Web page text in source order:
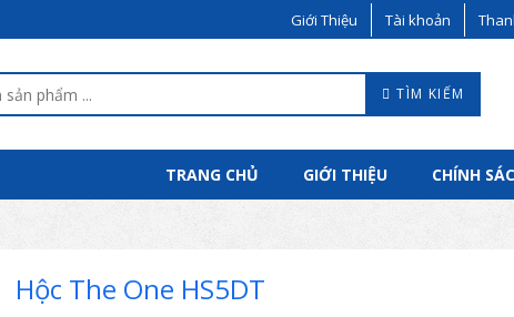
Giới Thiệu Tài khoản
TÌM KIẾM
TRANG CHỦ GIỚI THIỆU CHÍNH
Hộc The One HS5DT